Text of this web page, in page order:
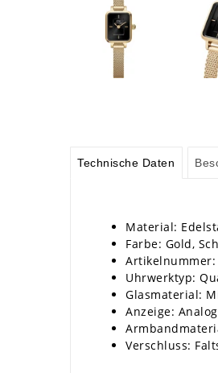
Technische Daten
Material:
Farbe: Gold,
Artikelnummer:
Uhrwerktyp:
Glasmaterial:
Anzeige: Analog
Verschluss: